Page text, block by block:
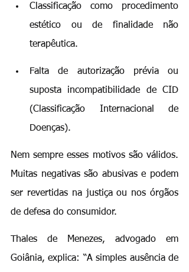
Classificação como procedimento
estético ou de finalidade não
terapêutica.
Falta de autorização prévia ou
suposta incompatibilidade de CID
(Classificação Internacional de
Doenças).
Nem sempre esses motivos são válidos.
Muitas negativas são abusivas e podem
ser revertidas na justiça ou nos órgãos
de defesa do consumidor.
Thales de Menezes, advogado em
Goiânia, explica: “A simples ausência de